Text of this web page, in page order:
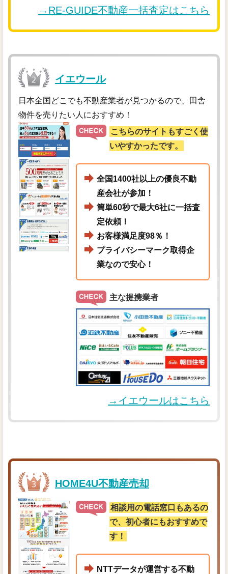
→RE-GUIDE不動産一括査定はこちら
イエウール
日本全国どこでも不動産業者が見つかるので、田舎
物件を売りたい人におすすめ！
こちらのサイトもすごく使
いやすかったです。
全国1400社以上の優良不動
産会社が参加！
簡単60秒で最大6社に一括査
定依頼！
お客様満足度98％！
プライバシーマーク取得企
業なので安心！
主な提携業者
→イエウールはこちら
HOME4U不動産売却
相談用の電話窓口もあるの
で、初心者にもおすすめで
す！
NTTデータが運営する不動